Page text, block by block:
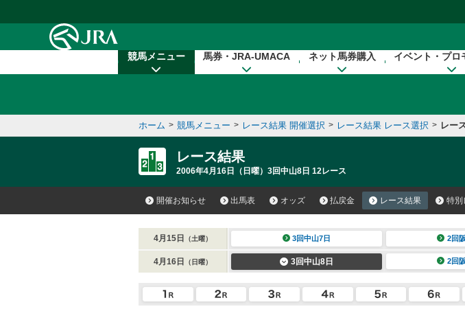
競馬メニュー 馬券・JRA-UMACA ネット馬券購入 イベント・プロ
ホーム > 競馬メニュー > レース結果 開催選択 > レース結果 レース選択 > レー
レース結果
2006年4月16日（日曜）3回中山8日 12レース
開催お知らせ 出馬表 オッズ 払戻金 レース結果 特別
4月15日 （土曜） 3回中山7日 2回
4月16日 （日曜） 3回中山8日 2回